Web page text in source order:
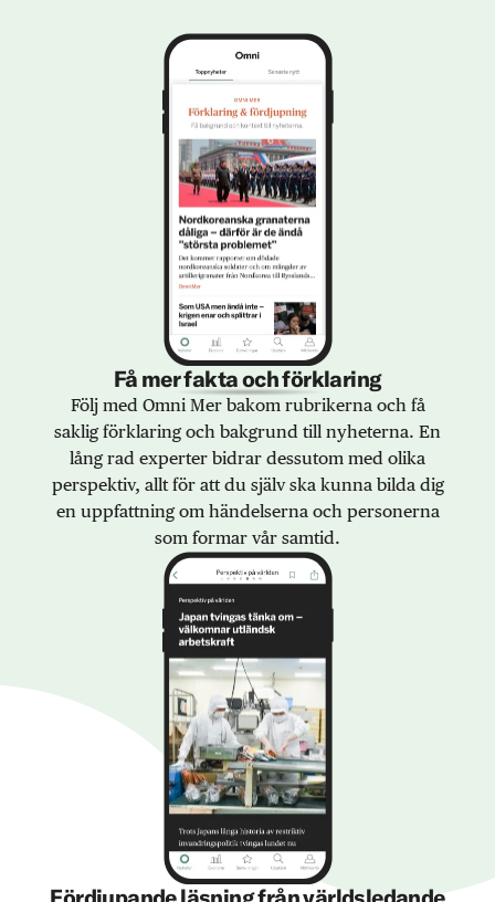
Få mer fakta och förklaring
Följ med Omni Mer bakom rubrikerna och få
saklig förklaring och bakgrund till nyheterna. En
lång rad experter bidrar dessutom med olika
perspektiv, allt för att du själv ska kunna bilda dig
en uppfattning om händelserna och personerna
som formar vår samtid.